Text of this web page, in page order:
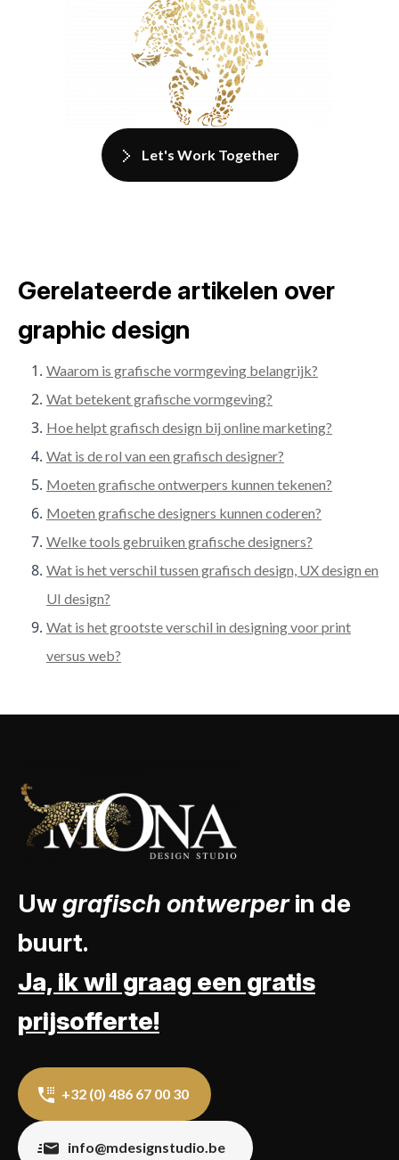
Let's Work Together
Gerelateerde artikelen over
graphic design
Waarom is grafische vormgeving belangrijk?
Wat betekent grafische vormgeving?
Hoe helpt grafisch design bij online marketing?
Wat is de rol van een grafisch designer?
Moeten grafische ontwerpers kunnen tekenen?
Moeten grafische designers kunnen coderen?
Welke tools gebruiken grafische designers?
Wat is het verschil tussen grafisch design, UX design en
UI design?
Wat is het grootste verschil in designing voor print
versus web?
Uwgrafisch ontwerperin de
buurt.
Ja, ik wil graag een gratis
prijsofferte!
+32 (0) 486 67 00 30
info@mdesignstudio.be